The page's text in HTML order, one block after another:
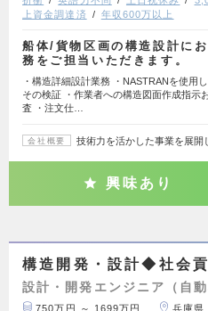
上資金調達済
年収600万以上
船体/貨物区画の構造設計に
務をご担当いただきます。
・構造詳細設計業務 ・NASTRANを使用
その検証 ・作業者への構造図面作成指示
査 ・注文仕…
会社概要 技術力を活かした事業を展開
興味あり
構造開発・設計◆社会
設計・開発エンジニア（自
750万円 ～ 1699万円 兵庫県